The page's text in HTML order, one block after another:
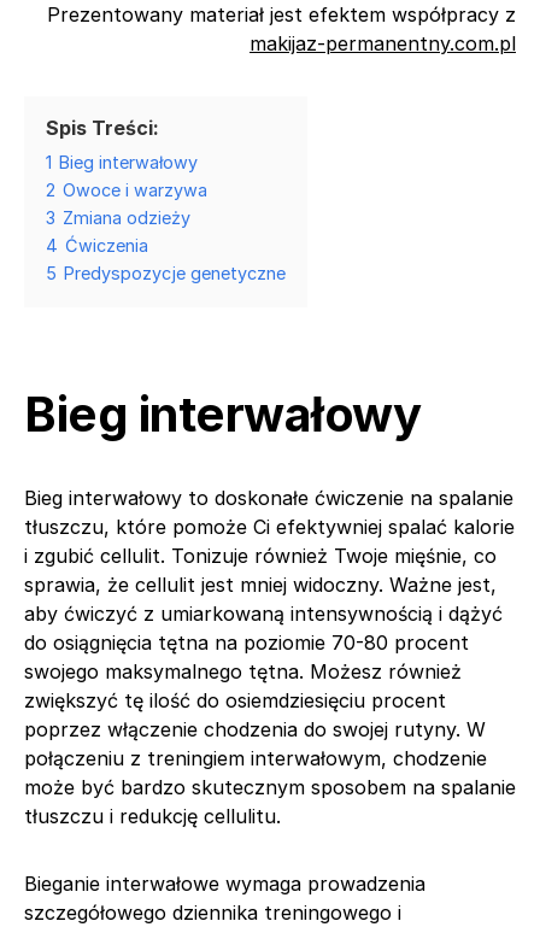
Prezentowany materiał jest efektem współpracy z
makijaz-permanentny.com.pl
Spis Treści:
1 Bieg interwałowy
2 Owoce i warzywa
3 Zmiana odzieży
4 Ćwiczenia
5 Predyspozycje genetyczne
Bieg interwałowy
Bieg interwałowy to doskonałe ćwiczenie na spalanie
tłuszczu, które pomoże Ci efektywniej spalać kalorie
i zgubić cellulit. Tonizuje również Twoje mięśnie, co
sprawia, że cellulit jest mniej widoczny. Ważne jest,
aby ćwiczyć z umiarkowaną intensywnością i dążyć
do osiągnięcia tętna na poziomie 70-80 procent
swojego maksymalnego tętna. Możesz również
zwiększyć tę ilość do osiemdziesięciu procent
poprzez włączenie chodzenia do swojej rutyny. W
połączeniu z treningiem interwałowym, chodzenie
może być bardzo skutecznym sposobem na spalanie
tłuszczu i redukcję cellulitu.
Bieganie interwałowe wymaga prowadzenia
szczegółowego dziennika treningowego i